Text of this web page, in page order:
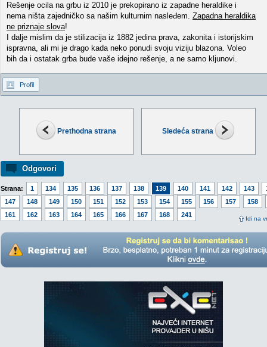
Prethodna strana Sledeća strana
Odgovori
Strana: 1 134 135 136 137 138 139 140 141 142 143
147
148 149 150 151 152 153 154 155 156 157
158
161
162 163 164 165 166 167 168 241
Idi na
Rešenje ocila na grbu iz 2010 je prekopirano iz zapadne heraldike i
nema ništa zajedničko sa našim kulturnim nasleđem. Zapadna heraldika
ne priznaje slova!
I dalje mislim da je stilizacija iz 1882 jedina prava, zakonita i istorijskim
ispravna, ali mi je drago kada neko ponudi svoju viziju blazona. Voleo
bih da i ostatak grba bude vaše idejno rešenje, a ne samo kljunovi.
Profil